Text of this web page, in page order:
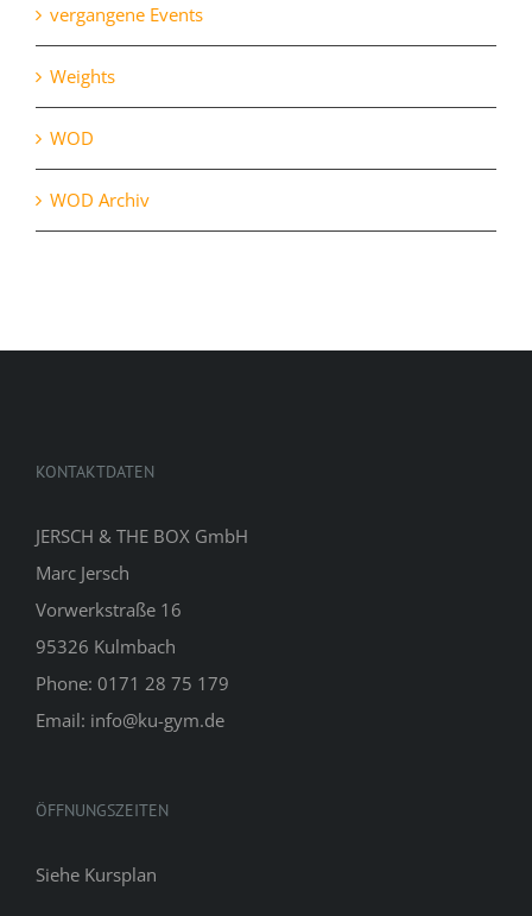
vergangene Events
Weights
WOD
WOD Archiv
KONTAKTDATEN
JERSCH & THE BOX GmbH
Marc Jersch
Vorwerkstraße 16
95326 Kulmbach
Phone: 0171 28 75 179
Email: info@ku-gym.de
ÖFFNUNGSZEITEN
Siehe Kursplan